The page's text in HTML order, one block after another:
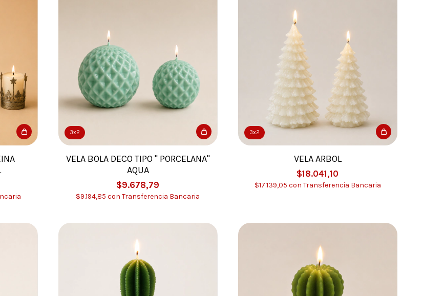
3x2
VELA BOLA DECO TIPO " PORCELANA"
AQUA
$9.678,79
$9.194,85con Transferencia Bancaria
3x2
VELA ARBOL
$18.041,10
$17.139,05 con Transferencia Bancaria